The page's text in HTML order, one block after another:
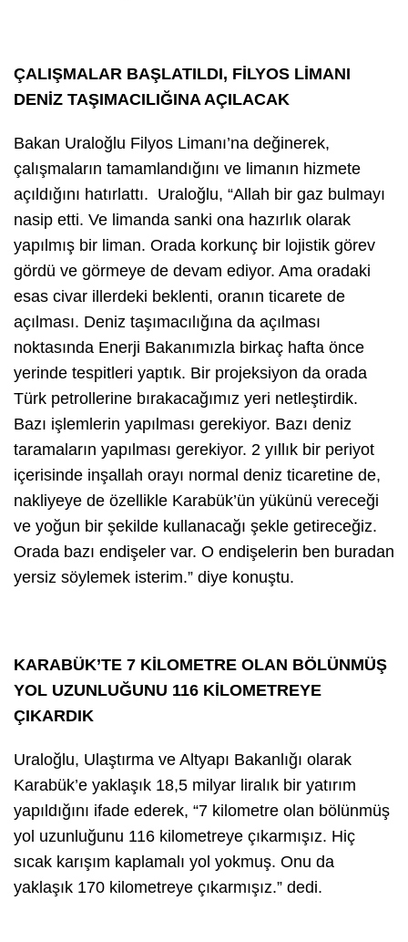
ÇALIŞMALAR BAŞLATILDI, FİLYOS LİMANI
DENİZ TAŞIMACILIĞINA AÇILACAK
Bakan Uraloğlu Filyos Limanı’na değinerek,
çalışmaların tamamlandığını ve limanın hizmete
açıldığını hatırlattı. Uraloğlu, “Allah bir gaz bulmayı
nasip etti. Ve limanda sanki ona hazırlık olarak
yapılmış bir liman. Orada korkunç bir lojistik görev
gördü ve görmeye de devam ediyor. Ama oradaki
esas civar illerdeki beklenti, oranın ticarete de
açılması. Deniz taşımacılığına da açılması
noktasında Enerji Bakanımızla birkaç hafta önce
yerinde tespitleri yaptık. Bir projeksiyon da orada
Türk petrollerine bırakacağımız yeri netleştirdik.
Bazı işlemlerin yapılması gerekiyor. Bazı deniz
taramaların yapılması gerekiyor. 2 yıllık bir periyot
içerisinde inşallah orayı normal deniz ticaretine de,
nakliyeye de özellikle Karabük’ün yükünü vereceği
ve yoğun bir şekilde kullanacağı şekle getireceğiz.
Orada bazı endişeler var. O endişelerin ben buradan
yersiz söylemek isterim.” diye konuştu.
KARABÜK’TE 7 KİLOMETRE OLAN BÖLÜNMÜŞ
YOL UZUNLUĞUNU 116 KİLOMETREYE
ÇIKARDIK
Uraloğlu, Ulaştırma ve Altyapı Bakanlığı olarak
Karabük’e yaklaşık 18,5 milyar liralık bir yatırım
yapıldığını ifade ederek, “7 kilometre olan bölünmüş
yol uzunluğunu 116 kilometreye çıkarmışız. Hiç
sıcak karışım kaplamalı yol yokmuş. Onu da
yaklaşık 170 kilometreye çıkarmışız.” dedi.